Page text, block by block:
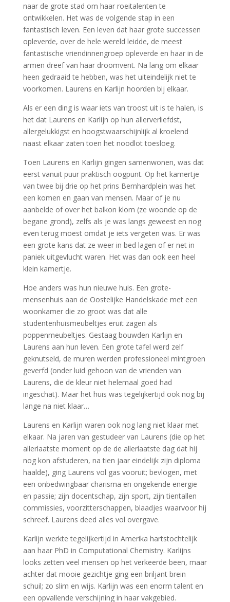
naar de grote stad om haar roeitalenten te
ontwikkelen. Het was de volgende stap in een
fantastisch leven. Een leven dat haar grote successen
opleverde, over de hele wereld leidde, de meest
fantastische vriendinnengroep opleverde en haar in de
armen dreef van haar droomvent. Na lang om elkaar
heen gedraaid te hebben, was het uiteindelijk niet te
voorkomen. Laurens en Karlijn hoorden bij elkaar.
Als er een ding is waar iets van troost uit is te halen, is
het dat Laurens en Karlijn op hun allerverliefdst,
allergelukkigst en hoogstwaarschijnlijk al kroelend
naast elkaar zaten toen het noodlot toesloeg.
Toen Laurens en Karlijn gingen samenwonen, was dat
eerst vanuit puur praktisch oogpunt. Op het kamertje
van twee bij drie op het prins Bernhardplein was het
een komen en gaan van mensen. Maar of je nu
aanbelde of over het balkon klom (ze woonde op de
begane grond), zelfs als je was langs geweest en nog
even terug moest omdat je iets vergeten was. Er was
een grote kans dat ze weer in bed lagen of er net in
paniek uitgevlucht waren. Het was dan ook een heel
klein kamertje.
Hoe anders was hun nieuwe huis. Een grote-
mensenhuis aan de Oostelijke Handelskade met een
woonkamer die zo groot was dat alle
studentenhuismeubeltjes eruit zagen als
poppenmeubeltjes. Gestaag bouwden Karlijn en
Laurens aan hun leven. Een grote tafel werd zelf
geknutseld, de muren werden professioneel mintgroen
geverfd (onder luid gehoon van de vrienden van
Laurens, die de kleur niet helemaal goed had
ingeschat). Maar het huis was tegelijkertijd ook nog bij
lange na niet klaar…
Laurens en Karlijn waren ook nog lang niet klaar met
elkaar. Na jaren van gestudeer van Laurens (die op het
allerlaatste moment op de de allerlaatste dag dat hij
nog kon afstuderen, na tien jaar eindelijk zijn diploma
haalde), ging Laurens vol gas vooruit; bevlogen, met
een onbedwingbaar charisma en ongekende energie
en passie; zijn docentschap, zijn sport, zijn tientallen
commissies, voorzitterschappen, blaadjes waarvoor hij
schreef. Laurens deed alles vol overgave.
Karlijn werkte tegelijkertijd in Amerika hartstochtelijk
aan haar PhD in Computational Chemistry. Karlijns
looks zetten veel mensen op het verkeerde been, maar
achter dat mooie gezichtje ging een briljant brein
schuil; zo slim en wijs. Karlijn was een enorm talent en
een opvallende verschijning in haar vakgebied.